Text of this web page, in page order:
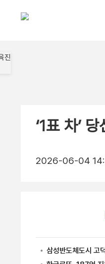
‘1표 차’
2026-06-04